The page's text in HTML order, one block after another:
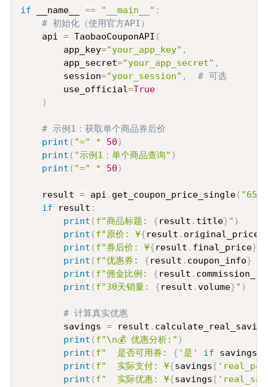
if __name__ == "__main__" :
# 初始化（使用官方API）
    api
= TaobaoCouponAPI (
        app_key
="your_app_key" ,
        app_secret
="your_app_secret" ,
        session
="your_session" ,
# 可选
        use_official
=True
)
# 示例1：获取单个商品券后价
print ( "=" * 50 )
print ( "示例1：单个商品查询" )
print ( "=" * 50 )
    result
= api . get_coupon_price_single(
if result :
print ( f"商品标题: {result . title}" )
print ( f"原价: ¥{result . original_price
print ( f"券后价: ¥{result . final_price}
print ( f"优惠券: {result . coupon_info}
print ( f"佣金比例: {result .
print ( f"30天销量: {result .volume}" )
# 计算真实优惠
        savings
= result .
print ( f"\n💰 优惠分析:" )
print ( f"  是否可用券: { '是' if savings
print ( f"  实际支付: ¥{savings [
print ( f"  实际优惠: ¥{savings [